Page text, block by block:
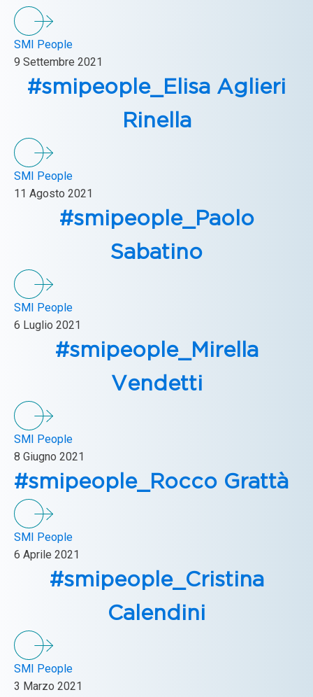
SMI People
9 Settembre 2021
#smipeople_Elisa Aglieri
Rinella
SMI People
11 Agosto 2021
#smipeople_Paolo
Sabatino
SMI People
6 Luglio 2021
#smipeople_Mirella
Vendetti
SMI People
8 Giugno 2021
#smipeople_Rocco Grattà
SMI People
6 Aprile 2021
#smipeople_Cristina
Calendini
SMI People
3 Marzo 2021